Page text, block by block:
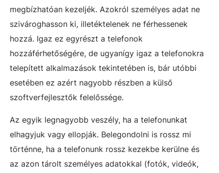
megbízhatóan kezeljék. Azokról személyes adat ne
szivároghasson ki, illetéktelenek ne férhessenek
hozzá. Igaz ez egyrészt a telefonok
hozzáférhetőségére, de ugyanígy igaz a telefonokra
telepített alkalmazások tekintetében is, bár utóbbi
esetében ez azért nagyobb részben a külső
szoftverfejlesztők felelőssége.
Az egyik legnagyobb veszély, ha a telefonunkat
elhagyjuk vagy ellopják. Belegondolni is rossz mi
történne, ha a telefonunk rossz kezekbe kerülne és
az azon tárolt személyes adatokkal (fotók, videók,